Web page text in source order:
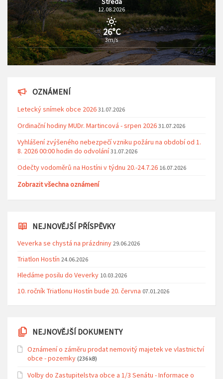
12.08.2026
26°C
3m/s
OZNÁMENÍ
Letecký snímek obce 2026 31.07.2026
Ordinační hodiny MUDr. Martincová - srpen 2026 31.07.2026
Vyhlášení zvýšeného nebezpečí vzniku požáru na období od 1.
8. 2026 00:00 hodin do odvolání 31.07.2026
Odečty vodoměrů na Hostíni v týdnu 20.-24.7.26 16.07.2026
Zobrazit všechna oznámení
NEJNOVĚJŠÍ PŘÍSPĚVKY
Veverka se chystá na prázdniny 29.06.2026
Triatlon Hostín 24.06.2026
Hledáme posilu do Veverky 10.03.2026
10. ročník Triatlonu Hostín bude 20. června 07.01.2026
NEJNOVĚJŠÍ DOKUMENTY
Oznámení o záměru prodat nemovitý majetek ve vlastnictví
obce - pozemky (236 kB)
Volby do Zastupitelstva obce a 1/3 Senátu - Informace o